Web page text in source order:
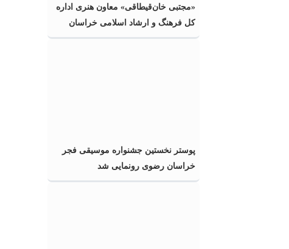
«مجتبی خان‌قیطاقی» معاون هنری اداره
کل فرهنگ و ارشاد اسلامی خراسان
رضوی شد
پوستر نخستین جشنواره موسیقی فجر
خراسان رضوی رونمایی شد